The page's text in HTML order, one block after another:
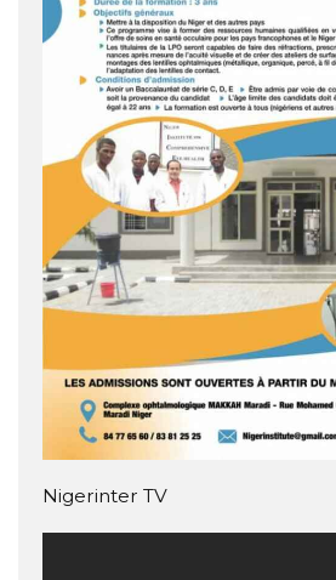
Nigerinter TV